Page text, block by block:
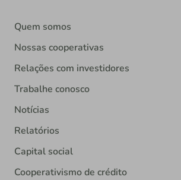
Quem somos
Nossas cooperativas
Relações com investidores
Trabalhe conosco
Notícias
Relatórios
Capital social
Cooperativismo de crédito